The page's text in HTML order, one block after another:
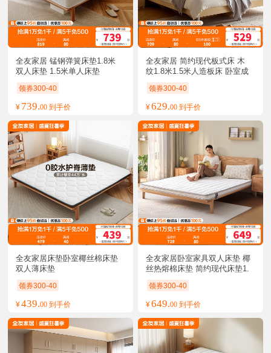
全友家居 锰钢弹簧床垫1.8米
双人床垫 1.5米单人床垫
领券300-40
¥ 739.00 到手价
全友家居 简约现代板式床 木
纹1.8米1.5米人造板床 卧室成
套家具床 床头柜 床垫组合
领券300-40
¥629.00 到手价
全友家居床垫卧室椰丝棉床垫
双人薄床垫
领券300-40
¥439.00 到手价
全友家居卧室家具双人床垫 椰
丝热熔棉床垫 简约现代床垫1.
5/1.8米棕垫
领券300-40
¥649.00 到手价